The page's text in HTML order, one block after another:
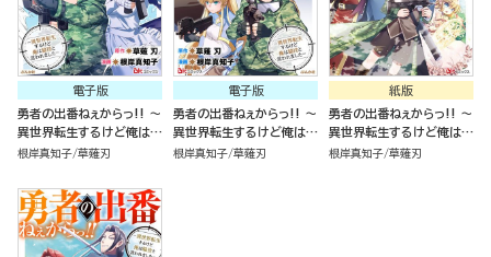
電子版
勇者の出番ねぇからっ!! ～
異世界転生するけど俺は脇
役と言われました～ コミッ
根岸真知子 草薙刃
電子版
勇者の出番ねぇからっ!! ～
異世界転生するけど俺は脇
役と言われました～ コミッ
根岸真知子 草薙刃
紙版
勇者の出番ねぇからっ!! ～
異世界転生するけど俺は脇
役と言われました～（2）
根岸真知子 草薙刃